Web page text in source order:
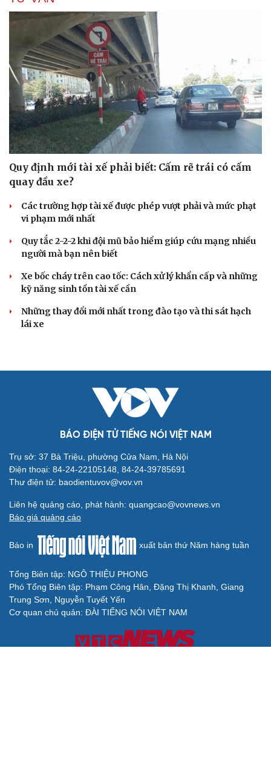
Quy định mới tài xế phải biết: Cấm rẽ trái có cấm
quay đầu xe?
Các trường hợp tài xế được phép vượt phải và mức phạt
vi phạm mới nhất
Quy tắc 2-2-2 khi đội mũ bảo hiểm giúp cứu mạng nhiều
người mà bạn nên biết
Xe bốc cháy trên cao tốc: Cách xử lý khẩn cấp và những
kỹ năng sinh tồn tài xế cần
Những thay đổi mới nhất trong đào tạo và thi sát hạch
lái xe
BÁO ĐIỆN TỬ TIẾNG NÓI VIỆT NAM
Trụ sở: 37 Bà Triệu, phường Cửa Nam, Hà Nội
Điện thoại: 84-24-22105148, 84-24-39785691
Thư điện tử: baodientuvov@vov.vn
Liên hệ quảng cáo, phát hành: quangcao@vovnews.vn
Báo giá quảng cáo
Báo in xuất bản thứ Năm hàng tuần
Tổng Biên tập: NGÔ THIỆU PHONG
Phó Tổng Biên tập: Phạm Công Hân, Đặng Thị Khanh, Giang
Trung Sơn, Nguyễn Tuyết Yến
Cơ quan chủ quản: ĐÀI TIẾNG NÓI VIỆT NAM